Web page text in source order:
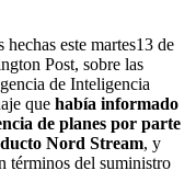
este martes13 de
Post, sobre las
de Inteligencia
que había informado
de planes por parte
Nord Stream, y
términos del suministro